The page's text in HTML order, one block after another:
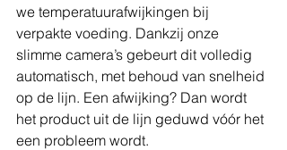
we temperatuurafwijkingen bij
verpakte voeding. Dankzij onze
slimme camera’s gebeurt dit volledig
automatisch, met behoud van snelheid
op de lijn. Een afwijking? Dan wordt
het product uit de lijn geduwd vóór het
een probleem wordt.